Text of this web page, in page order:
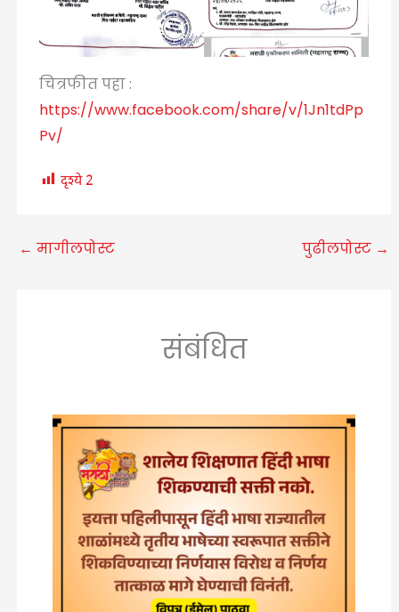
चित्रफीत पहा :
https://www.facebook.com/share/v/1Jn1tdPp
Pv/
दृश्ये 2
← मागीलपोस्ट पुढीलपोस्ट →
संबंधित